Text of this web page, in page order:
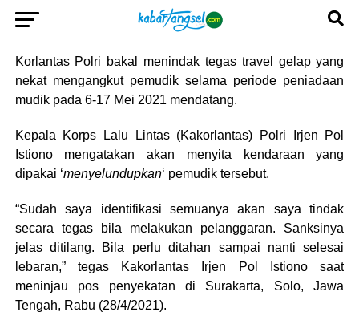
Korlantas Polri bakal menindak tegas travel gelap yang
nekat mengangkut pemudik selama periode peniadaan
mudik pada 6-17 Mei 2021 mendatang.
Kepala Korps Lalu Lintas (Kakorlantas) Polri Irjen Pol
Istiono mengatakan akan menyita kendaraan yang
dipakai ‘menyelundupkan‘ pemudik tersebut.
“Sudah saya identifikasi semuanya akan saya tindak
secara tegas bila melakukan pelanggaran. Sanksinya
jelas ditilang. Bila perlu ditahan sampai nanti selesai
lebaran,” tegas Kakorlantas Irjen Pol Istiono saat
meninjau pos penyekatan di Surakarta, Solo, Jawa
Tengah, Rabu (28/4/2021).